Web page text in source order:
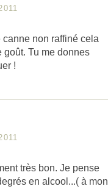
non raffiné cela
Tu me donnes
!
très bon. Je pense
en alcool...( à mon